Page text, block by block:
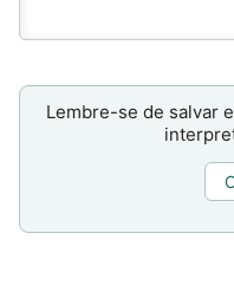
Lembre-se de salvar